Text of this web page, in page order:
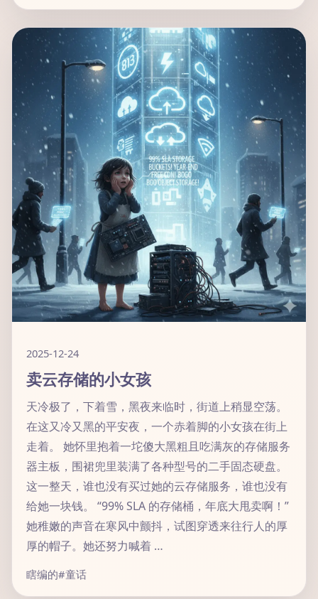
2025-12-24
卖云存储的小女孩
天冷极了，下着雪，黑夜来临时，街道上稍显空荡。
在这又冷又黑的平安夜，一个赤着脚的小女孩在街上
走着。 她怀里抱着一坨傻大黑粗且吃满灰的存储服务
器主板，围裙兜里装满了各种型号的二手固态硬盘。
这一整天，谁也没有买过她的云存储服务，谁也没有
给她一块钱。 “99% SLA 的存储桶，年底大甩卖啊！”
她稚嫩的声音在寒风中颤抖，试图穿透来往行人的厚
厚的帽子。她还努力喊着 …
瞎编的#童话